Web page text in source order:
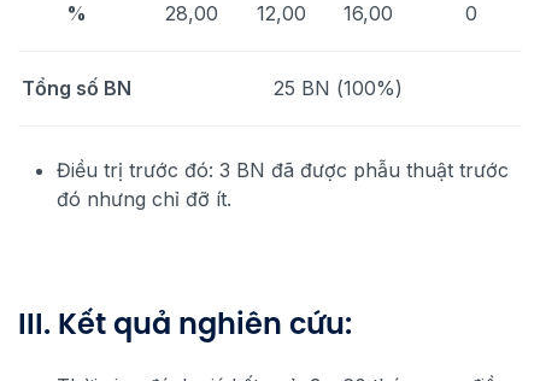
% 28,00 12,00 16,00 0
Tổng số BN 25 BN (100%)
Điều trị trước đó: 3 BN đã được phẫu thuật trước
đó nhưng chỉ đỡ ít.
III. Kết quả nghiên cứu: